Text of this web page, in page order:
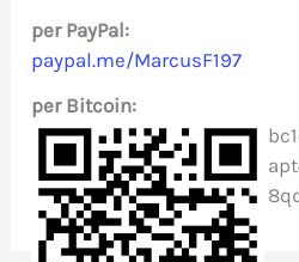
c
h
:
per PayPal:
paypal.me/MarcusF197
per Bitcoin: